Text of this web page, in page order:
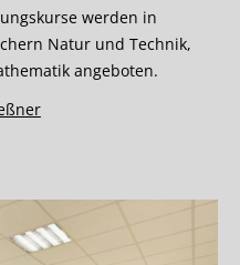
werden in
Natur und Technik,
angeboten.